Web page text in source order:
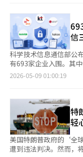
收到回复。※ 本报道经
为釜山广域市的章程修
中表示：“作为我国的
衡发展这一社会大义，并实现持
调解，超企业工会再度
从“冲突边缘”转向“再
回，因此未来的谈判结果可能
会表示，接受政府的请
此前，工会因工资和绩
接介入调解，意味着三
大的影响。 国会宪法修正案再提案失败，吴元植批评无限期辩论
滥用 国会议长吴元植
等51个议案，但因国民
撤回。吴元植批评国民
表宋彦锡在本会议结束
共识的强行宪法修正，必然
信
科学技术信息通信部公
有693家企业入围。其
NAVER、Kakao、谷歌
息保护投资现状及专门
安全水平，并引导企业自愿增加
是根据其业务领域的营
线路设备的基础电信运
商、高级综合医院、基
过3000亿元的上市公司
2026-05-09 01:00:19
特
轻
美国特朗普政府的‘全
遭到违法判决。然而，